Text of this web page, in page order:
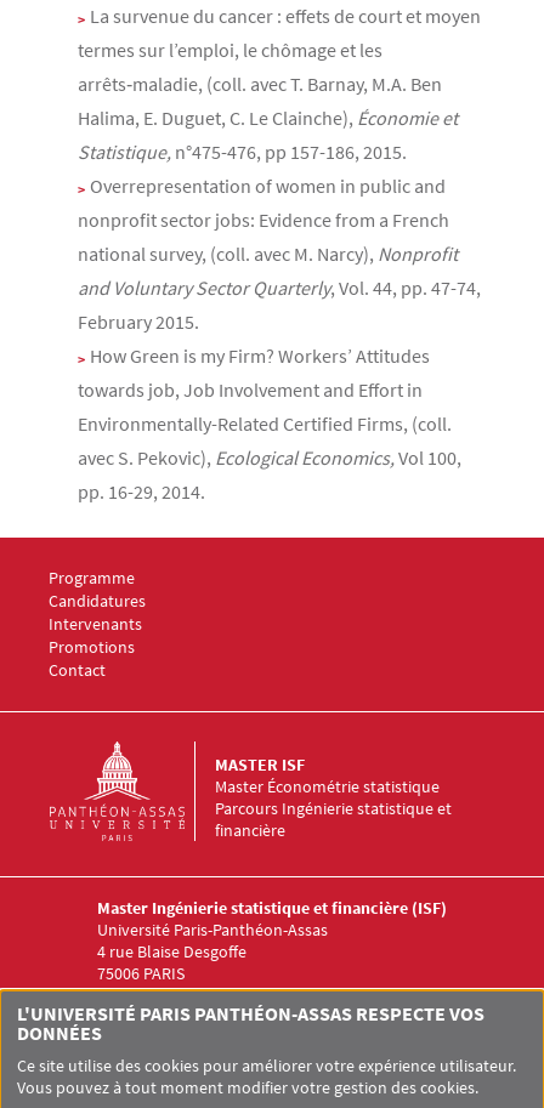
La survenue du cancer : effets de court et moyen
termes sur l’emploi, le chômage et les
arrêts‑maladie, (coll. avec T. Barnay, M.A. Ben
Halima, E. Duguet, C. Le Clainche), Économie et
Statistique, n°475-476, pp 157-186, 2015.
Overrepresentation of women in public and
nonprofit sector jobs: Evidence from a French
national survey, (coll. avec M. Narcy), Nonprofit
and Voluntary Sector Quarterly, Vol. 44, pp. 47-74,
February 2015.
How Green is my Firm? Workers’ Attitudes
towards job, Job Involvement and Effort in
Environmentally-Related Certified Firms, (coll.
avec S. Pekovic), Ecological Economics,Vol 100,
pp. 16-29, 2014.
Menu Footer Master ISF 1
Programme
Menu Footer Master ISF 2
Candidatures
Menu Footer Master ISF 3
Intervenants
Menu Footer Master ISF 4
Promotions
Menu Footer Master ISF 5
Contact
Master Économétrie statistique
Parcours Ingénierie statistique et
financière
MASTER ISF
Master Ingénierie statistique et financière (ISF)
Université Paris-Panthéon-Assas
4 rue Blaise Desgoffe
75006 PARIS
Menu RS Master ISF
L'UNIVERSITÉ PARIS PANTHÉON-ASSAS RESPECTE VOS
DONNÉES
Ce site utilise des cookies pour améliorer votre expérience utilisateur.
Vous pouvez à tout moment modifier votre gestion des cookies.